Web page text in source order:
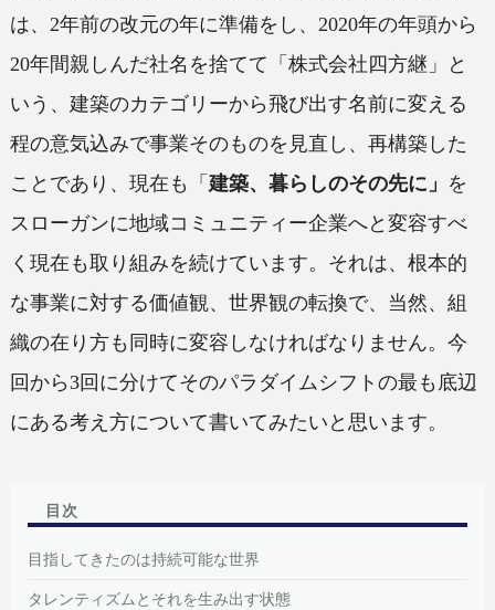
は、2年前の改元の年に準備をし、2020年の年頭から
20年間親しんだ社名を捨てて「株式会社四方継」と
いう、建築のカテゴリーから飛び出す名前に変える
程の意気込みで事業そのものを見直し、再構築した
ことであり、現在も「 建築、暮らしのその先に」 を
スローガンに地域コミュニティー企業へと変容すべ
く現在も取り組みを続けています。それは、根本的
な事業に対する価値観、世界観の転換で、当然、組
織の在り方も同時に変容しなければなりません。今
回から3回に分けてそのパラダイムシフトの最も底辺
にある考え方について書いてみたいと思います。
目次
目指してきたのは持続可能な世界
タレンティズムとそれを生み出す状態